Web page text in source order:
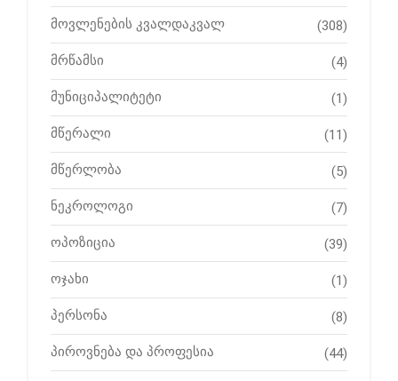
მოვლენების კვალდაკვალ (308)
მრწამსი (4)
მუნიციპალიტეტი (1)
მწერალი (11)
მწერლობა (5)
ნეკროლოგი (7)
ოპოზიცია (39)
ოჯახი (1)
პერსონა (8)
პიროვნება და პროფესია (44)